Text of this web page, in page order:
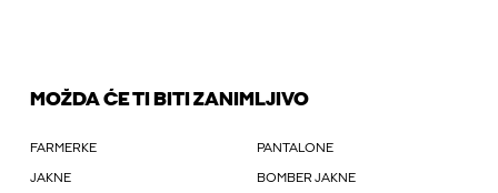
MOŽDA ĆE TI BITI ZANIMLJIVO
FARMERKE PANTALONE
JAKNE BOMBER JAKNE